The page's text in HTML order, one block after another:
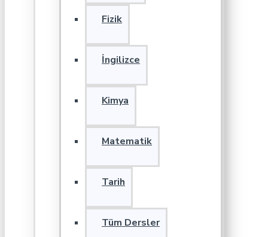
Fizik
İngilizce
Kimya
Matematik
Tarih
Tüm Dersler